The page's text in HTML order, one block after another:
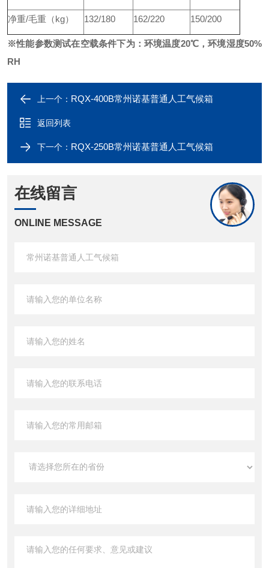
净重/毛重（kg） 132/180 162/220 150/200
※性能参数测试在空载条件下为：环境温度20℃，环境湿度50%
RH
上一个： RQX-400B常州诺基普通人工气候箱
返回列表
下一个： RQX-250B常州诺基普通人工气候箱
在线留言
ONLINE MESSAGE